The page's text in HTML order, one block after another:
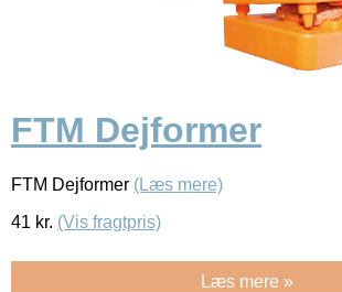
FTM Dejformer
FTM Dejformer (Læs mere)
41 kr. (Vis fragtpris)
Læs mere »